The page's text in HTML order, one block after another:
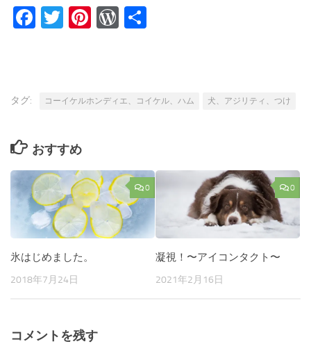
Facebook
Twitter
Pinterest
WordPress
タグ: コーイケルホンディエ、コイケル、ハム 犬、アジリティ、つけ
おすすめ
0
氷はじめました。
2018年7月24日
0
凝視！〜アイコンタクト〜
2021年2月16日
コメントを残す